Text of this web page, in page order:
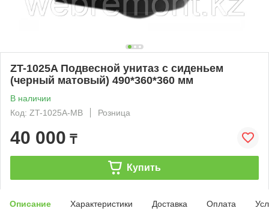
ZT-1025A Подвесной унитаз с сиденьем
(черный матовый) 490*360*360 мм
В наличии
Код: ZT-1025A-MB
Розница
40 000 ₸
Купить
Описание Характеристики Доставка Оплата